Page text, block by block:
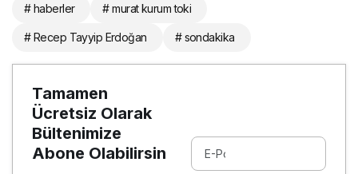
# haberler # murat kurum toki
# Recep Tayyip Erdoğan # sondakika
Tamamen
Ücretsiz Olarak
Bültenimize
Abone Olabilirsin